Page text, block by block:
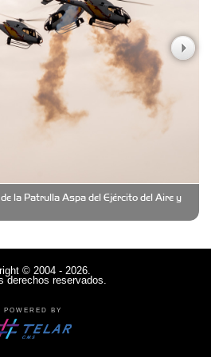
YAMASIRO
Cubanitos Rellenos!
la Patrulla Aspa del Ejército del Aire y
© 2004 - 2026.
derechos reservados.
POWERED BY